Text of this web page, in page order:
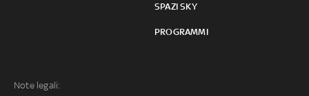
SPAZI SKY
PROGRAMMI
Note legali: